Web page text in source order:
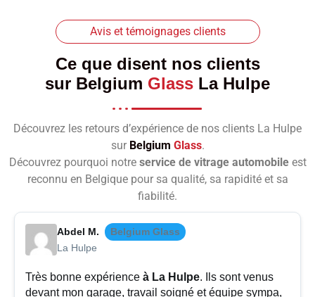
Avis et témoignages clients
Ce que disent nos clients
sur Belgium Glass La Hulpe
Découvrez les retours d’expérience de nos clients La Hulpe
sur Belgium Glass.
Découvrez pourquoi notre service de vitrage automobileest
reconnu en Belgique pour sa qualité, sa rapidité et sa
fiabilité.
Abdel M.
Belgium Glass
La Hulpe
Très bonne expérience à La Hulpe. Ils sont venus
devant mon garage, travail soigné et équipe sympa,